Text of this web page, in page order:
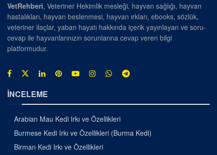
VetRehberi, Veteriner Hekimlik mesleği, hayvan sağlığı, hayvan
hastalıkları, hayvan beslenmesi, hayvan ırkları, ebooks, sözlük,
veteriner ilaçlar, yaban hayatı hakkında içerik yayınlayan ve soru-
cevap ile hayvanlarınızın sorunlarına cevap veren bilgi
platformudur.
İNCELEME
Arabian Mau Kedi Irkı ve Özellikleri
Burmese Kedi Irkı ve Özellikleri (Burma Kedi)
Birman Kedi Irkı ve Özellikleri